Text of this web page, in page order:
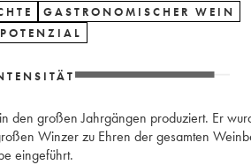
GASTRONOMISCHER WEIN
den großen Jahrgängen produziert. Er
Winzer zu Ehren der gesamten
eingeführt.